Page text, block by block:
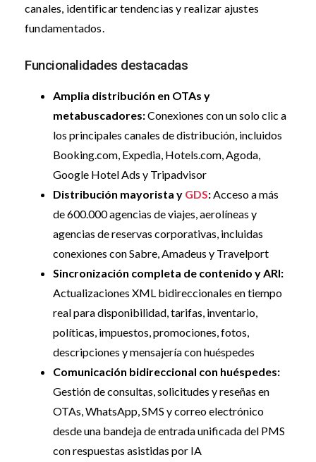
canales, identificar tendencias y realizar ajustes
fundamentados.
Funcionalidades destacadas
Amplia distribución en OTAs y
metabuscadores:Conexiones con un solo clic a
los principales canales de distribución, incluidos
Booking.com, Expedia, Hotels.com, Agoda,
Google Hotel Ads y Tripadvisor
Distribución mayorista y GDS: Acceso a más
de 600.000 agencias de viajes, aerolíneas y
agencias de reservas corporativas, incluidas
conexiones con Sabre, Amadeus y Travelport
Sincronización completa de contenido y ARI:
Actualizaciones XML bidireccionales en tiempo
real para disponibilidad, tarifas, inventario,
políticas, impuestos, promociones, fotos,
descripciones y mensajería con huéspedes
Comunicación bidireccional con huéspedes:
Gestión de consultas, solicitudes y reseñas en
OTAs, WhatsApp, SMS y correo electrónico
desde una bandeja de entrada unificada del PMS
con respuestas asistidas por IA